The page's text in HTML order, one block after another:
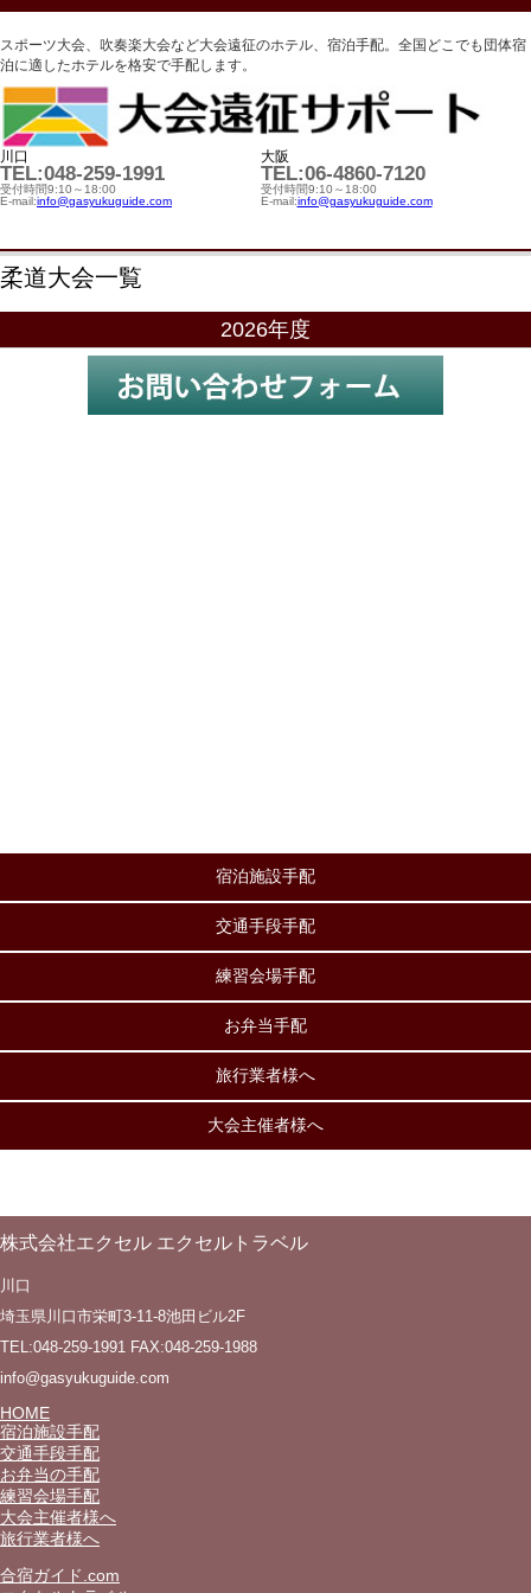
スポーツ大会、吹奏楽大会など大会遠征のホテル、宿泊手配。全国どこでも団体宿
泊に適したホテルを格安で手配します。
川口
TEL:048-259-1991
受付時間9:10～18:00
E-mail:info@gasyukuguide.com
大阪
TEL:06-4860-7120
受付時間9:10～18:00
E-mail:info@gasyukuguide.com
柔道大会一覧
2026年度
宿泊施設手配
交通手段手配
練習会場手配
お弁当手配
旅行業者様へ
大会主催者様へ
株式会社エクセル エクセルトラベル
川口
埼玉県川口市栄町3-11-8池田ビル2F
TEL:048-259-1991 FAX:048-259-1988
info@gasyukuguide.com
HOME
宿泊施設手配
交通手段手配
お弁当の手配
練習会場手配
大会主催者様へ
旅行業者様へ
合宿ガイド.com